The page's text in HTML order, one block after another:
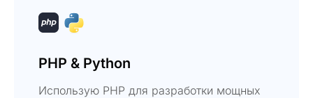
PHP & Python
Использую PHP для разработки мощных